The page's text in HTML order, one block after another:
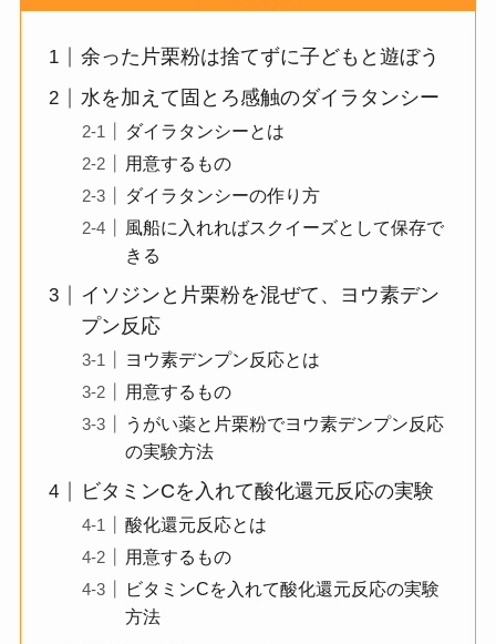
余った片栗粉は捨てずに子どもと遊ぼう
水を加えて固とろ感触のダイラタンシー
ダイラタンシーとは
用意するもの
ダイラタンシーの作り方
風船に入れればスクイーズとして保存で
きる
イソジンと片栗粉を混ぜて、ヨウ素デン
プン反応
ヨウ素デンプン反応とは
用意するもの
うがい薬と片栗粉でヨウ素デンプン反応
の実験方法
ビタミンCを入れて酸化還元反応の実験
酸化還元反応とは
用意するもの
ビタミンCを入れて酸化還元反応の実験
方法